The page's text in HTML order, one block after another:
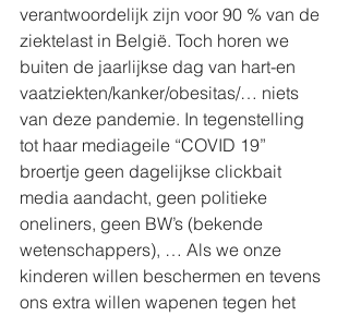
verantwoordelijk zijn voor 90 % van de
ziektelast in België. Toch horen we
buiten de jaarlijkse dag van hart-en
vaatziekten/kanker/obesitas/… niets
van deze pandemie. In tegenstelling
tot haar mediageile “COVID 19”
broertje geen dagelijkse clickbait
media aandacht, geen politieke
oneliners, geen BW’s (bekende
wetenschappers), … Als we onze
kinderen willen beschermen en tevens
ons extra willen wapenen tegen het